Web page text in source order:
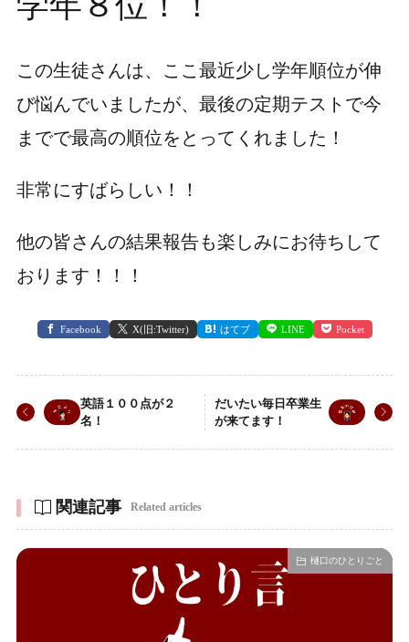
この生徒さんは、ここ最近少し学年順位が伸
び悩んでいましたが、最後の定期テストで今
までで最高の順位をとってくれました！
非常にすばらしい！！
他の皆さんの結果報告も楽しみにお待ちして
おります！！！
Facebook X(旧:Twitter) はてブ LINE Pocket
英語１００点が２
名！
だいたい毎日卒業生
が来てます！
関連記事 Related articles
樋口のひとりごと